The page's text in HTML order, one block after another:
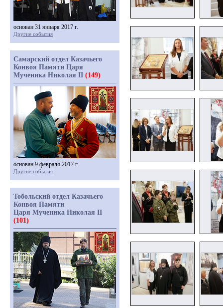
основан 31 января 2017 г.
Другие события
Самарский отдел Казачьего
Конвоя Памяти Царя
Мученика Николая II (149)
основан 9 февраля 2017 г.
Другие события
Тобольский отдел Казачьего
Конвоя Памяти
Царя Мученика Николая II
(101)